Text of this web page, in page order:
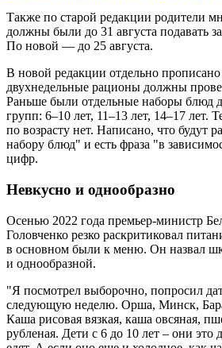
Также по старой редакции родители
должны были до 31 августа подавать
По новой — до 25 августа.
В новой редакции отдельно
двухнедельные рационы должны
Раньше были отдельные наборы блюд
групп: 6–10 лет, 11–13 лет, 14–17 лет.
по возрасту нет. Написано, что будут
набору блюд" и есть фраза "в
цифр.
Невкусно и однообразно
Осенью 2022 года премьер-министр
Головченко резко раскритиковал
в основном были к меню. Он назвал
и однообразной.
"Я посмотрел выборочно, попросил
следующую неделю. Орша, Минск,
Каша рисовая вязкая, каша овсяная,
рубленая. Дети с 6 до 10 лет – они это